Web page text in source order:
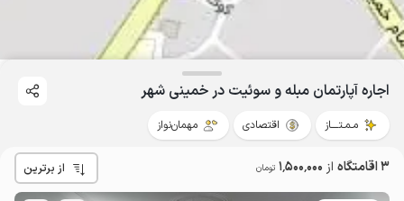
اجاره آپارتمان مبله و سوئیت در خمینی شهر
مـمـتــــاز اقتصادی مهمان‌نواز
3 اقامتگاه از 1٬500٬000 تومان از برترین